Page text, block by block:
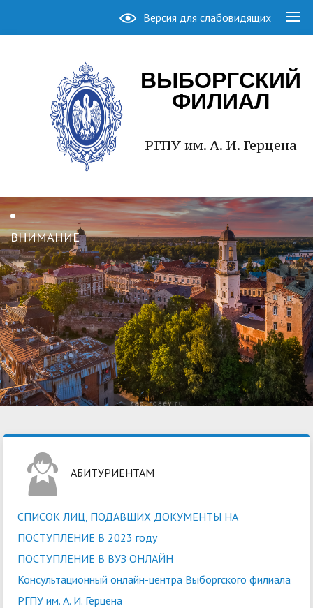
Версия для слабовидящих
ВЫБОРГСКИЙ
ФИЛИАЛ
РГПУ им. А. И. Герцена
ВНИМАНИЕ
АБИТУРИЕНТАМ
СПИСОК ЛИЦ, ПОДАВШИХ ДОКУМЕНТЫ НА
ПОСТУПЛЕНИЕ В 2023 году
ПОСТУПЛЕНИЕ В ВУЗ ОНЛАЙН
Консультационный онлайн-центра Выборгского филиала
РГПУ им. А. И. Герцена